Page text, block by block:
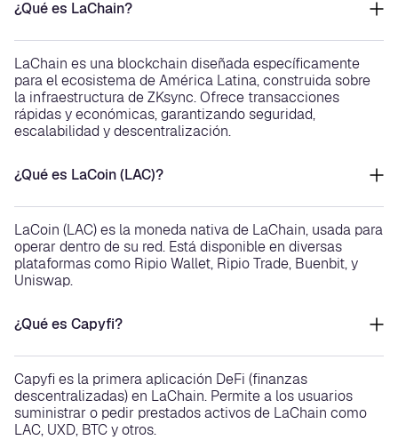
¿Qué es LaChain?
LaChain es una blockchain diseñada específicamente
para el ecosistema de América Latina, construida sobre
la infraestructura de ZKsync. Ofrece transacciones
rápidas y económicas, garantizando seguridad,
escalabilidad y descentralización.
¿Qué es LaCoin (LAC)?
LaCoin (LAC) es la moneda nativa de LaChain, usada para
operar dentro de su red. Está disponible en diversas
plataformas como Ripio Wallet, Ripio Trade, Buenbit, y
Uniswap.
¿Qué es Capyfi?
Capyfi es la primera aplicación DeFi (finanzas
descentralizadas) en LaChain. Permite a los usuarios
suministrar o pedir prestados activos de LaChain como
LAC, UXD, BTC y otros.